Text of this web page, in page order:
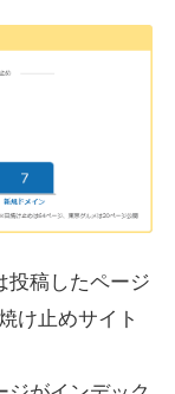
齢26年
投稿したページ
け止めサイト